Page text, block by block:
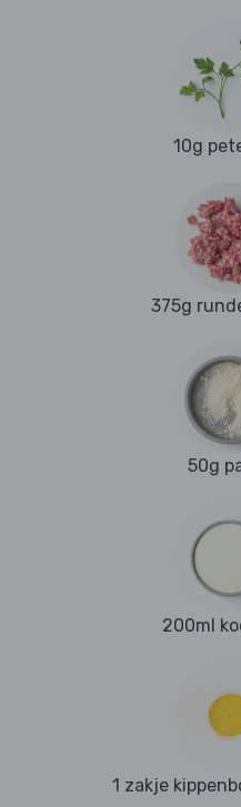
10g
375g
50g
200ml
1 zakje